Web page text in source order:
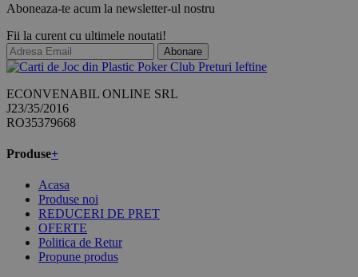
Aboneaza-te acum la newsletter-ul nostru
Fii la curent cu ultimele noutati!
Abonare
ECONVENABIL ONLINE SRL
J23/35/2016
RO35379668
Produse+
Acasa
Produse noi
REDUCERI DE PRET
OFERTE
Politica de Retur
Propune produs